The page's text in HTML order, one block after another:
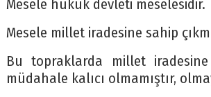
Mesele hukuk devleti meselesidir.
Mesele millet iradesine sahip
Bu topraklarda millet
müdahale kalıcı olmamıştır,